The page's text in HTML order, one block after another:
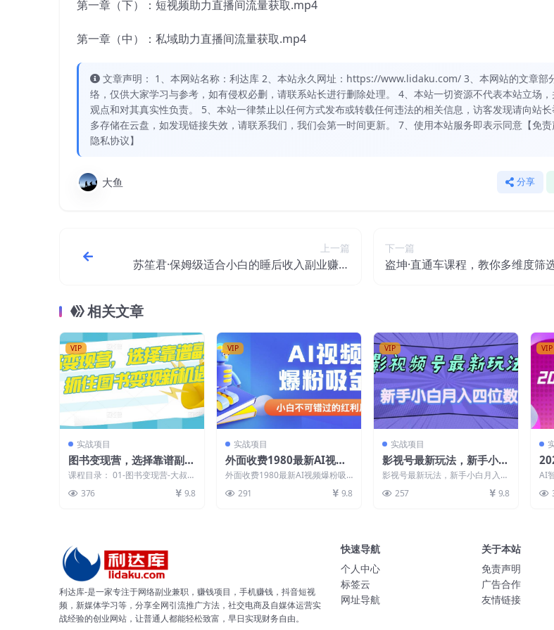
第一章（下）：短视频助力直播间流量获取.mp4
第一章（中）：私域助力直播间流量获取.mp4
文章声明： 1、本网站名称：利达库 2、本站永久网址：https://www.lidaku.com/ 3、本网站的文章部
络，仅供大家学习与参考，如有侵权必删，请联系站长进行删除处理。 4、本站一切资源不代表本站立场
观点和对其真实性负责。 5、本站一律禁止以任何方式发布或转载任何违法的相关信息，访客发现请向站
多存储在云盘，如发现链接失效，请联系我们，我们会第一时间更新。 7、使用本站服务即表示同意【免
隐私协议】
大鱼 分享
上一篇
苏笙君·保姆级适合小白的睡后收入副业赚钱
下一篇
盗坤·直通车课程，教你多维度筛
相关文章
VIP
实战项目
图书变现营，选择靠谱副
业，抓住图书变现新机遇
课程目录： 01-图书变现营-大叔直
专场...
376 9.8
VIP
实战项目
外面收费1980最新AI视频
爆粉吸金项目【详细教程+
AI工具+变现案例】【揭
秘】
外面收费1980最新AI视频爆粉吸
案例】【揭秘】...
291 9.8
VIP
实战项目
影视号最新玩法，新手小白
月入四位数，零粉直接上手
【揭秘】
影视号最新玩法，新手小白月入四
手小白可直接上手的新...
257 9.8
VIP
室
AI
利达库-是一家专注于网络副业兼职，赚钱项目，手机赚钱，抖音短视
频，新媒体学习等，分享全网引流推广方法，社交电商及自媒体运营实
战经验的创业网站，让普通人都能轻松致富，早日实现财务自由。
快速导航
个人中心
标签云
网址导航
关于本站
免责声明
广告合作
友情链接